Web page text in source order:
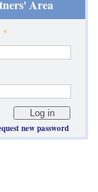
Area
*
new password